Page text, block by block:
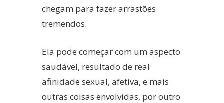
chegam para fazer arrastões
tremendos.
Ela pode começar com um aspecto
saudável, resultado de real
afinidade sexual, afetiva, e mais
outras coisas envolvidas, por outro